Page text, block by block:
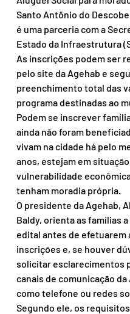
Santo Antônio do
é uma parceria com a
Estado da Infraestrutura
As inscrições podem ser
pelo site da Agehab e
preenchimento total das
programa destinadas ao
Podem se inscrever
ainda não foram
vivam na cidade há pelo
anos, estejam em
vulnerabilidade
tenham moradia própria.
O presidente da Agehab,
Baldy, orienta as famílias
edital antes de efetuarem
inscrições e, se houver
solicitar esclarecimentos
canais de comunicação da
como telefone ou redes
Segundo ele, os